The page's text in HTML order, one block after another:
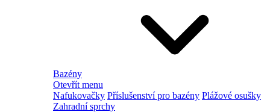
Bazény
Otevřít menu
Nafukovačky Příslušenství pro bazény Plážové osušky
Zahradní sprchy